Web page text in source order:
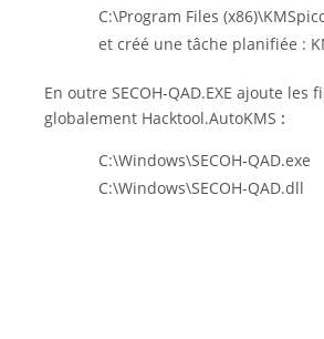
C:\Program Files
et créé une tâche planifiée :
En outre SECOH-QAD.EXE ajoute
globalement Hacktool.AutoKMS :
C:\Windows\SECOH-QAD.exe
C:\Windows\SECOH-QAD.dll